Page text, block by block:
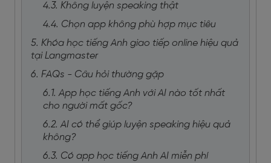
4.3. Không luyện speaking thật
4.4. Chọn app không phù hợp mục tiêu
5. Khóa học tiếng Anh giao tiếp online hiệu quả
tại Langmaster
6. FAQs - Câu hỏi thường gặp
6.1. App học tiếng Anh với AI nào tốt nhất
cho người mất gốc?
6.2. AI có thể giúp luyện speaking hiệu quả
không?
6.3. Có app học tiếng Anh AI miễn phí